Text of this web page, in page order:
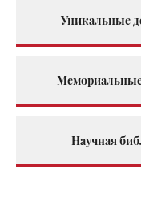
Уникальные
Научная